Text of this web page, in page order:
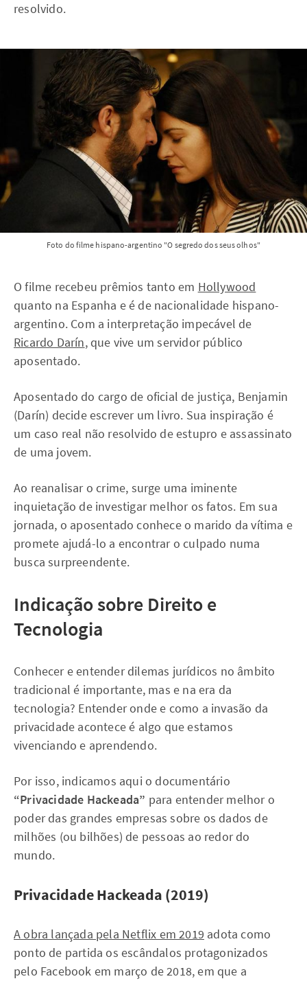
resolvido.
Foto do filme hispano-argentino "O segredo dos seus olhos"
O filme recebeu prêmios tanto em Hollywood
quanto na Espanha e é de nacionalidade hispano-
argentino. Com a interpretação impecável de
Ricardo Darín, que vive um servidor público
aposentado.
Aposentado do cargo de oficial de justiça, Benjamin
(Darín) decide escrever um livro. Sua inspiração é
um caso real não resolvido de estupro e assassinato
de uma jovem.
Ao reanalisar o crime, surge uma iminente
inquietação de investigar melhor os fatos. Em sua
jornada, o aposentado conhece o marido da vítima e
promete ajudá-lo a encontrar o culpado numa
busca surpreendente.
Indicação sobre Direito e
Tecnologia
Conhecer e entender dilemas jurídicos no âmbito
tradicional é importante, mas e na era da
tecnologia? Entender onde e como a invasão da
privacidade acontece é algo que estamos
vivenciando e aprendendo.
Por isso, indicamos aqui o documentário
“Privacidade Hackeada” para entender melhor o
poder das grandes empresas sobre os dados de
milhões (ou bilhões) de pessoas ao redor do
mundo.
Privacidade Hackeada (2019)
A obra lançada pela Netflix em 2019 adota como
ponto de partida os escândalos protagonizados
pelo Facebook em março de 2018, em que a